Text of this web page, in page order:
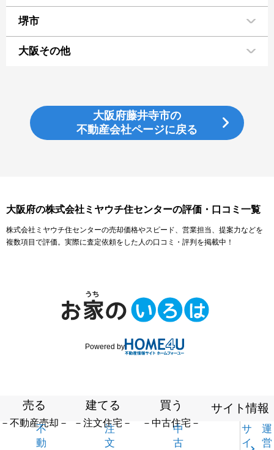
堺市
大阪その他
大阪府藤井寺市の
不動産会社ページに戻る
大阪府の株式会社ミヤウチ住センターの評価・口コミ一覧
株式会社ミヤウチ住センターの売却価格やスピード、営業担当、提案力などを
複数項目で評価。実際に査定依頼をした人の口コミ・評判を掲載中！
Powered by
売る
－不動産売却－
不
動
建てる
－注文住宅－
注
文
買う
－中古住宅－
中
古
サイト情報
サ
イ
運
営